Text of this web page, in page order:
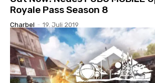
Royale Pass Season 8
Charbel - 19. Juli 2019